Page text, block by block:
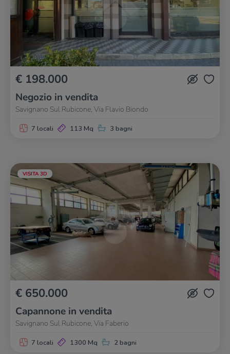
€ 198.000
Negozio in vendita
Savignano Sul Rubicone, Via Flavio Biondo
7 locali 113 Mq 3 bagni
VISITA 3D
€ 650.000
Capannone in vendita
Savignano Sul Rubicone, Via Faberio
7 locali 1300 Mq 2 bagni